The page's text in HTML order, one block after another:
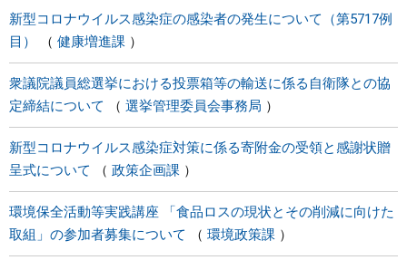
新型コロナウイルス感染症の感染者の発生について（第5717例
目）
健康増進課
衆議院議員総選挙における投票箱等の輸送に係る自衛隊との協
定締結について
選挙管理委員会事務局
新型コロナウイルス感染症対策に係る寄附金の受領と感謝状贈
呈式について
政策企画課
環境保全活動等実践講座 「食品ロスの現状とその削減に向けた
取組」の参加者募集について
環境政策課